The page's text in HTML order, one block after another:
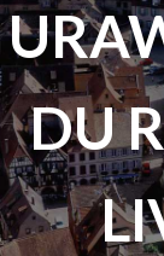
DU